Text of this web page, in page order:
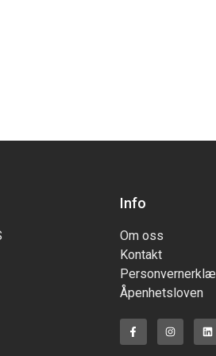
Info
Om oss
Kontakt
Åpenhetsloven